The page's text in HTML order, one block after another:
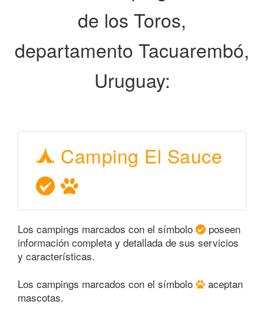
de los Toros,
departamento Tacuarembó,
Uruguay:
Camping El Sauce
Los campings marcados con el símbolo
poseen
información completa y detallada de sus servicios
y características.
Los campings marcados con el símbolo
aceptan
mascotas.